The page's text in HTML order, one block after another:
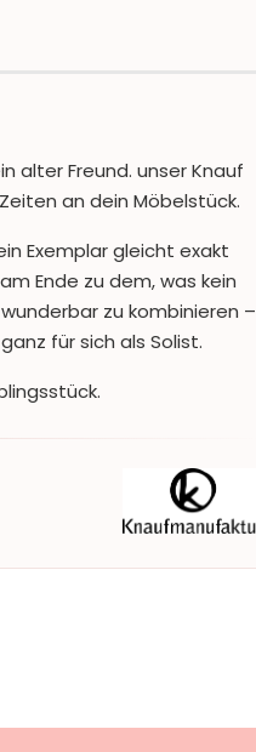
alter Freund. unser Knauf
an dein Möbelstück.
Exemplar gleicht exakt
Ende zu dem, was kein
zu kombinieren –
für sich als Solist.